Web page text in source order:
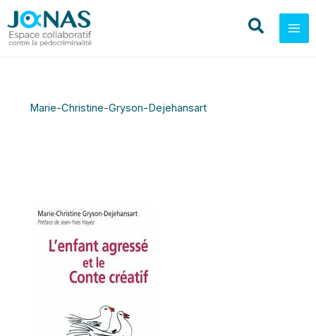
Aller
au
contenu
Marie-Christine-Gryson-Dejehansart